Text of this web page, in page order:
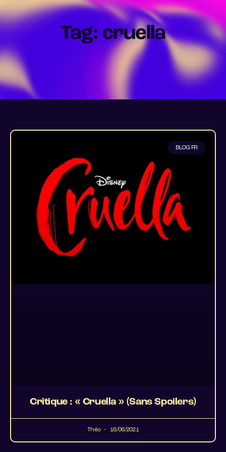
Tag: cruella
BLOG FR
Critique : « Cruella » (Sans Spoilers)
Théo 16/06/2021